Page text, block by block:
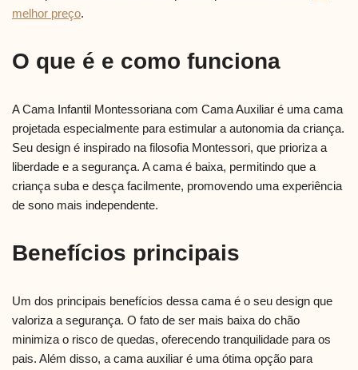
melhor preço.
O que é e como funciona
A Cama Infantil Montessoriana com Cama Auxiliar é uma cama
projetada especialmente para estimular a autonomia da criança.
Seu design é inspirado na filosofia Montessori, que prioriza a
liberdade e a segurança. A cama é baixa, permitindo que a
criança suba e desça facilmente, promovendo uma experiência
de sono mais independente.
Benefícios principais
Um dos principais benefícios dessa cama é o seu design que
valoriza a segurança. O fato de ser mais baixa do chão
minimiza o risco de quedas, oferecendo tranquilidade para os
pais. Além disso, a cama auxiliar é uma ótima opção para